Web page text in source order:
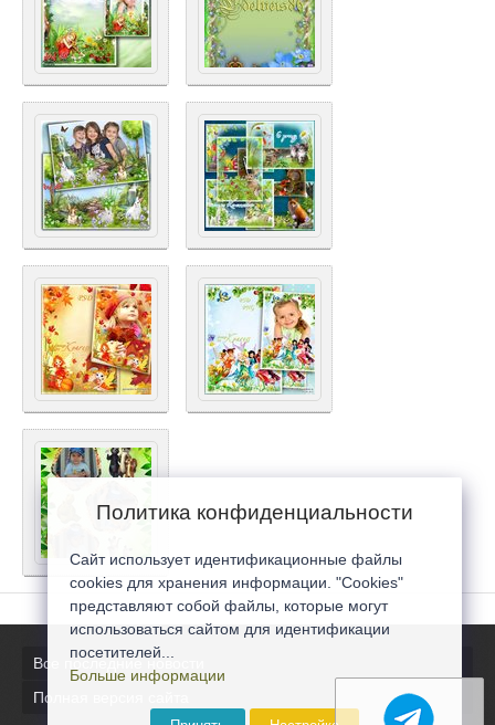
Все последние новости
Полная версия сайта
Политика конфиденциальности
Сайт использует идентификационные файлы
cookies для хранения информации. "Cookies"
представляют собой файлы, которые могут
использоваться сайтом для идентификации
посетителей...
Больше информации